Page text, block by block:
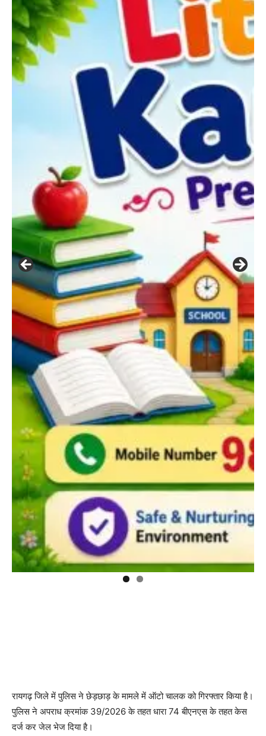
रायगढ़ जिले में पुलिस ने छेड़छाड़ के मामले में ऑटो चालक को गिरफ्तार किया है।
पुलिस ने अपराध क्रमांक 39/2026 के तहत धारा 74 बीएनएस के तहत केस
दर्ज कर जेल भेज दिया है।